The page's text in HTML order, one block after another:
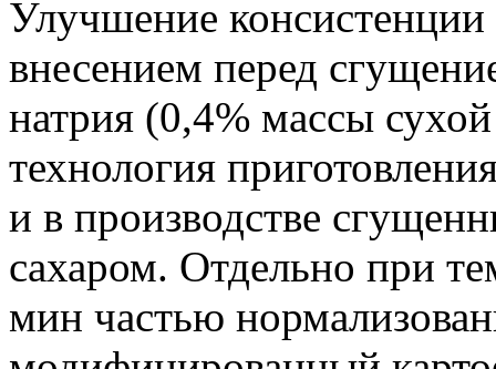
Улучшение консистенции
внесением перед
натрия (0,4% массы
технология
и в производстве
сахаром. Отдельно при
мин частью